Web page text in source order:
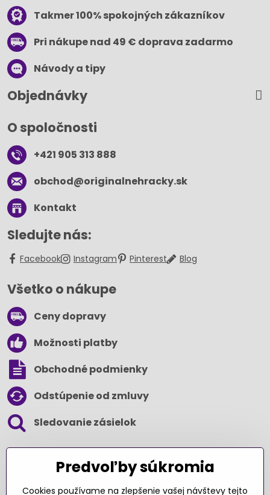
Takmer 100% spokojných zákazníkov
Pri nákupe nad 49 € doprava zadarmo
Návody a tipy
Objednávky
O spoločnosti
+421 905 313 888
obchod​@originalnehracky​.sk
Kontakt
Sledujte nás:
Facebook Instagram Pinterest Blog
Všetko o nákupe
Ceny dopravy
Možnosti platby
Obchodné podmienky
Odstúpenie od zmluvy
Sledovanie zásielok
Predvoľby súkromia
Cookies používame na zlepšenie vašej návštevy tejto